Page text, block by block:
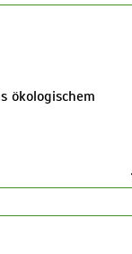
ökologischem